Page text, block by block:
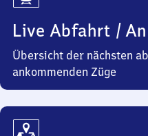
Live Abfahrt /
Übersicht der nächsten
ankommenden Züge